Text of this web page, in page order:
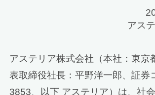
アス
アステリア株式会社（本社：東京
表取締役社長：平野洋一郎、証券
3853、以下 アステリア）は、社